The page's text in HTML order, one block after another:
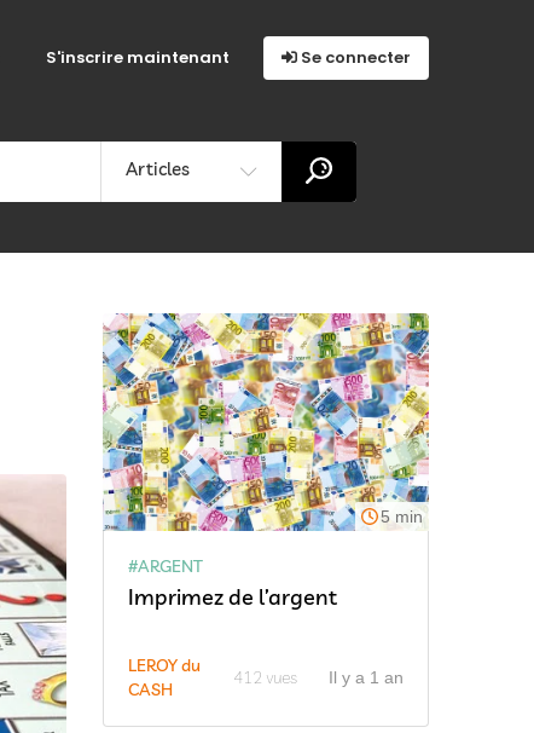
Se connecter
S'inscrire maintenant
Articles
5 min
#ARGENT
Imprimez de l’argent
LEROY du
CASH
412 vues Il y a 1 an